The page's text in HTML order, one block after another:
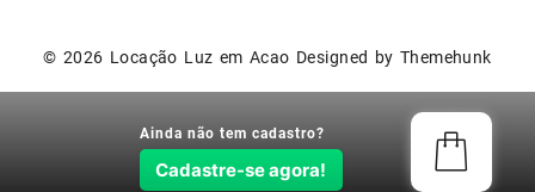
© 2026 Locação Luz em Acao Designed by Themehunk
Ainda não tem cadastro?
Cadastre-se agora!